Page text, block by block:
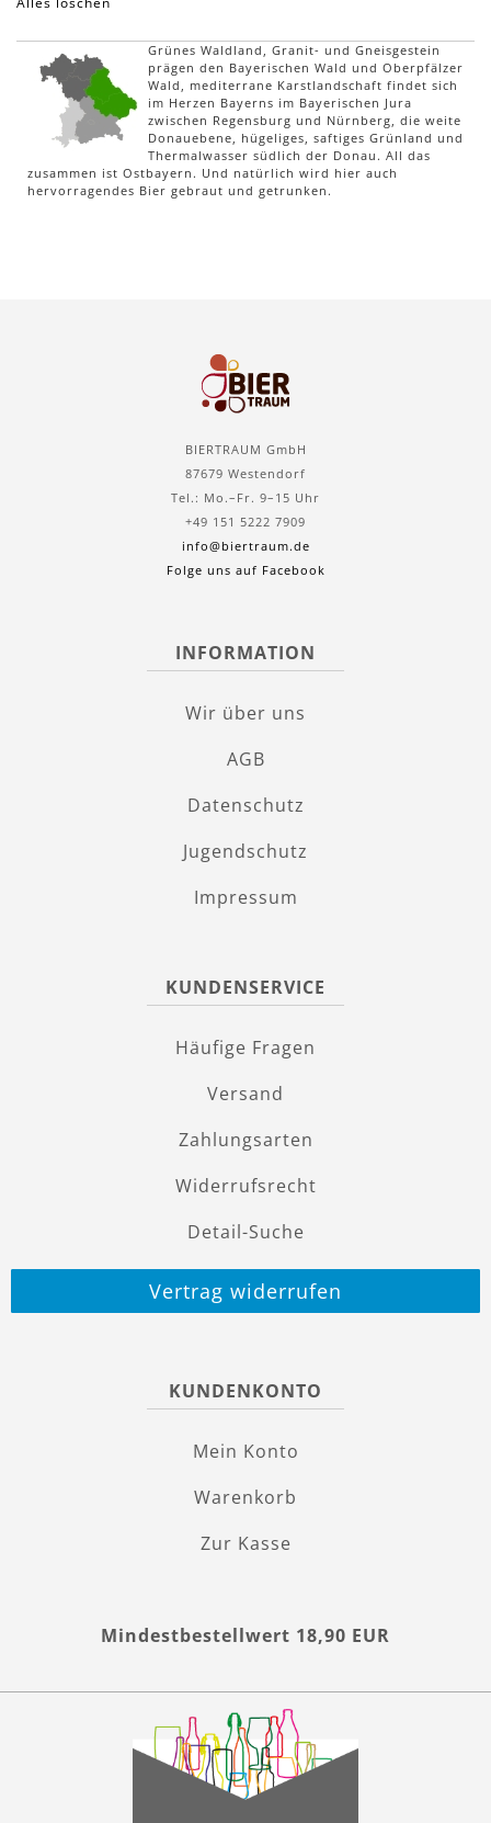
Grünes Waldland, Granit- und Gneisgestein
prägen den Bayerischen Wald und Oberpfälzer
Wald, mediterrane Karstlandschaft findet sich
im Herzen Bayerns im Bayerischen Jura
zwischen Regensburg und Nürnberg, die weite
Donauebene, hügeliges, saftiges Grünland und
Thermalwasser südlich der Donau. All das
zusammen ist Ostbayern. Und natürlich wird hier auch
hervorragendes Bier gebraut und getrunken.
BIERTRAUM GmbH
87679 Westendorf
Tel.: Mo.–Fr. 9–15 Uhr
+49 151 5222 7909
info@biertraum.de
Folge uns auf Facebook
INFORMATION
Wir über uns
AGB
Datenschutz
Jugendschutz
Impressum
KUNDENSERVICE
Häufige Fragen
Versand
Zahlungsarten
Widerrufsrecht
Detail-Suche
Vertrag widerrufen
KUNDENKONTO
Mein Konto
Warenkorb
Zur Kasse
Mindestbestellwert 18,90 EUR